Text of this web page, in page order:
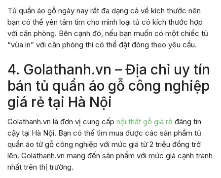
Tủ quần áo gỗ ngày nay rất đa dạng cả về kích thước nên
bạn có thể yên tâm tìm cho mình loại tủ có kích thước hợp
với căn phòng. Bên cạnh đó, nếu bạn muốn có một chiếc tủ
“vừa in” với căn phòng thì có thể đặt đóng theo yêu cầu.
4. Golathanh.vn – Địa chỉ uy tín
bán tủ quần áo gỗ công nghiệp
giá rẻ tại Hà Nội
Golathanh.vn là đơn vị cung cấp nội thất gỗ giá rẻ đáng tin
cậy tại Hà Nội. Bạn có thể tìm mua được các sản phẩm tủ
quần áo từ gỗ công nghiệp với mức giá từ 2 triệu đồng trở
lên. Golathanh.vn mang đến sản phẩm với mức giá cạnh tranh
nhất trên thị trường.